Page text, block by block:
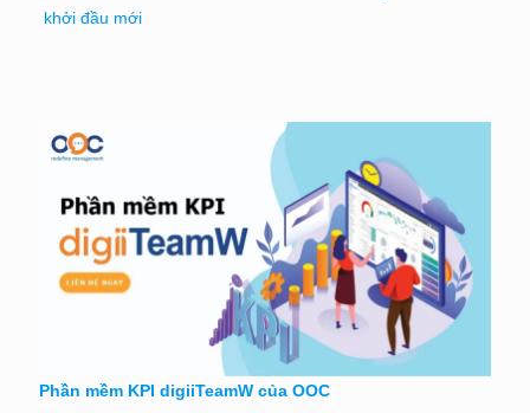
khởi đầu mới
Phần mềm KPI digiiTeamW của OOC